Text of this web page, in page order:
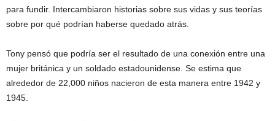
para fundir. Intercambiaron historias sobre sus vidas y sus teorías
sobre por qué podrían haberse quedado atrás.
Tony pensó que podría ser el resultado de una conexión entre una
mujer británica y un soldado estadounidense. Se estima que
alrededor de 22,000 niños nacieron de esta manera entre 1942 y
1945.